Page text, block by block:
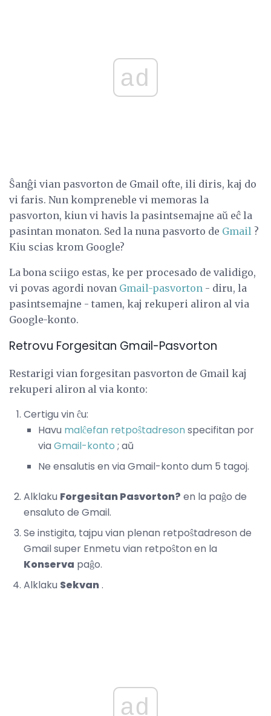
ad
Ŝanĝi vian pasvorton de Gmail ofte, ili diris, kaj do
vi faris. Nun kompreneble vi memoras la
pasvorton, kiun vi havis la pasintsemajne aŭ eĉ la
pasintan monaton. Sed la nuna pasvorto de Gmail ?
Kiu scias krom Google?
La bona sciigo estas, ke per procesado de validigo,
vi povas agordi novan Gmail-pasvorton - diru, la
pasintsemajne - tamen, kaj rekuperi aliron al via
Google-konto.
Retrovu Forgesitan Gmail-Pasvorton
Restarigi vian forgesitan pasvorton de Gmail kaj
rekuperi aliron al via konto:
Certigu vin ĉu:
Havu malĉefan retpoŝtadresonspecifitan por
via Gmail-konto ; aŭ
Ne ensalutis en via Gmail-konto dum 5 tagoj.
Alklaku Forgesitan Pasvorton? en la paĝo de
ensaluto de Gmail.
Se instigita, tajpu vian plenan retpoŝtadreson de
Gmail super Enmetu vian retpoŝton en la
Konserva paĝo.
Alklaku Sekvan.
ad